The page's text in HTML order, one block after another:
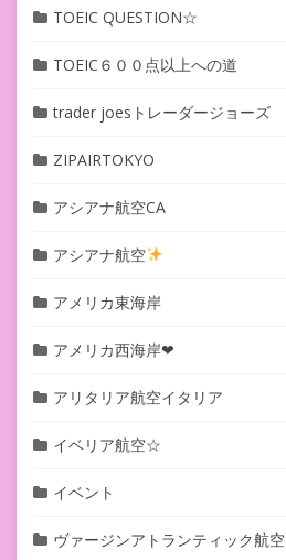
TOEIC QUESTION☆
TOEIC６００点以上への道
trader joesトレーダージョーズ
ZIPAIRTOKYO
アシアナ航空CA
アシアナ航空
アメリカ東海岸
アメリカ西海岸❤︎
アリタリア航空イタリア
イベリア航空☆
イベント
ヴァージンアトランティック航空